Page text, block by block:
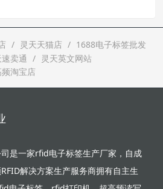
灵天天猫店
1688电子标签批发
卖通
灵天英文网站
频淘宝店
是一家rfid电子标签生产厂家，自成
解决方案生产服务商拥有自主生